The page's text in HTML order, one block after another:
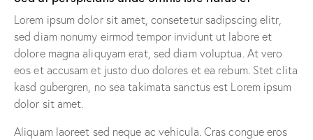
Lorem ipsum dolor sit amet, consetetur sadipscing elitr,
sed diam nonumy eirmod tempor invidunt ut labore et
dolore magna aliquyam erat, sed diam voluptua. At vero
eos et accusam et justo duo dolores et ea rebum. Stet clita
kasd gubergren, no sea takimata sanctus est Lorem ipsum
dolor sit amet.
Aliquam laoreet sed neque ac vehicula. Cras congue eros